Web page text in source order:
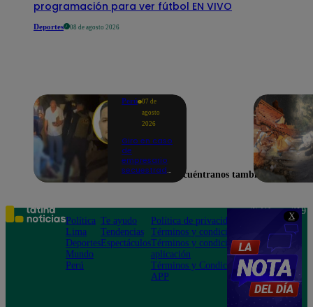
X
programación para ver fútbol EN VIVO
Deportes 08 de agosto 2026
Perú 07 de
agosto
2026
Giro en caso
de
empresario
secuestrado
cuentas
Encuéntranos también en
Política
Lima
Deportes
Mundo
Perú
Te ayudo
Tendencias
Espectáculos
Política de privacidad
Términos y condiciones
Términos y condiciones
aplicación
Términos y Condiciones
APP
Teléfono: 219
Av. San
Felipe 968
Jesús María